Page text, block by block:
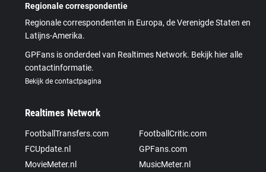
Regionale correspondentie
Regionale correspondenten in Europa, de Verenigde Staten en
Latijns-Amerika.
GPFans is onderdeel van Realtimes Network. Bekijk hier alle
contactinformatie.
Bekijk de contactpagina
Realtimes Network
FootballTransfers.com
FootballCritic.com
FCUpdate.nl
GPFans.com
MovieMeter.nl
MusicMeter.nl